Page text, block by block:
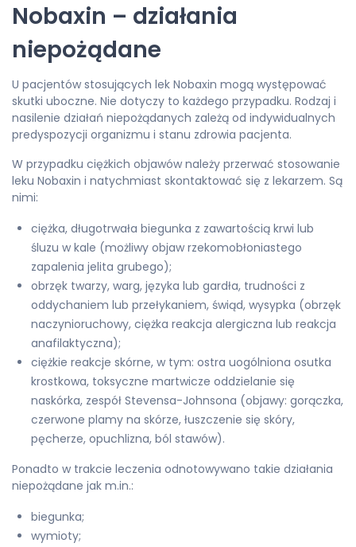
Nobaxin – działania
niepożądane
U pacjentów stosujących lek Nobaxin mogą występować
skutki uboczne. Nie dotyczy to każdego przypadku. Rodzaj i
nasilenie działań niepożądanych zależą od indywidualnych
predyspozycji organizmu i stanu zdrowia pacjenta.
W przypadku ciężkich objawów należy przerwać stosowanie
leku Nobaxin i natychmiast skontaktować się z lekarzem. Są
nimi:
ciężka, długotrwała biegunka z zawartością krwi lub
śluzu w kale (możliwy objaw rzekomobłoniastego
zapalenia jelita grubego);
obrzęk twarzy, warg, języka lub gardła, trudności z
oddychaniem lub przełykaniem, świąd, wysypka (obrzęk
naczynioruchowy, ciężka reakcja alergiczna lub reakcja
anafilaktyczna);
ciężkie reakcje skórne, w tym: ostra uogólniona osutka
krostkowa, toksyczne martwicze oddzielanie się
naskórka, zespół Stevensa-Johnsona (objawy: gorączka,
czerwone plamy na skórze, łuszczenie się skóry,
pęcherze, opuchlizna, ból stawów).
Ponadto w trakcie leczenia odnotowywano takie działania
niepożądane jak m.in.:
biegunka;
wymioty;